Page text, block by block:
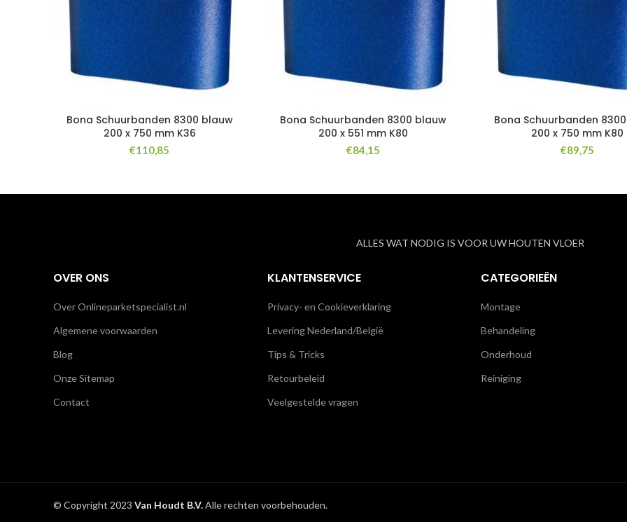
Bona Schuurbanden 8300 blauw
200 x 750 mm K36
€110,85
Bona Schuurbanden 8300 blauw
200 x 551 mm K80
€84,15
Bona Schuurbanden
200 x 750 mm K80
€89,75
ALLES WAT NODIG IS VOOR UW HOUTEN VLOER
OVER ONS
Over Onlineparketspecialist.nl
Algemene voorwaarden
Blog
Onze Sitemap
Contact
KLANTENSERVICE
Privacy- en Cookieverklaring
Levering Nederland/België
Tips & Tricks
Retourbeleid
Veelgestelde vragen
CATEGORIEËN
Montage
Behandeling
Onderhoud
Reiniging
© Copyright 2023 Van Houdt B.V.Alle rechten voorbehouden.